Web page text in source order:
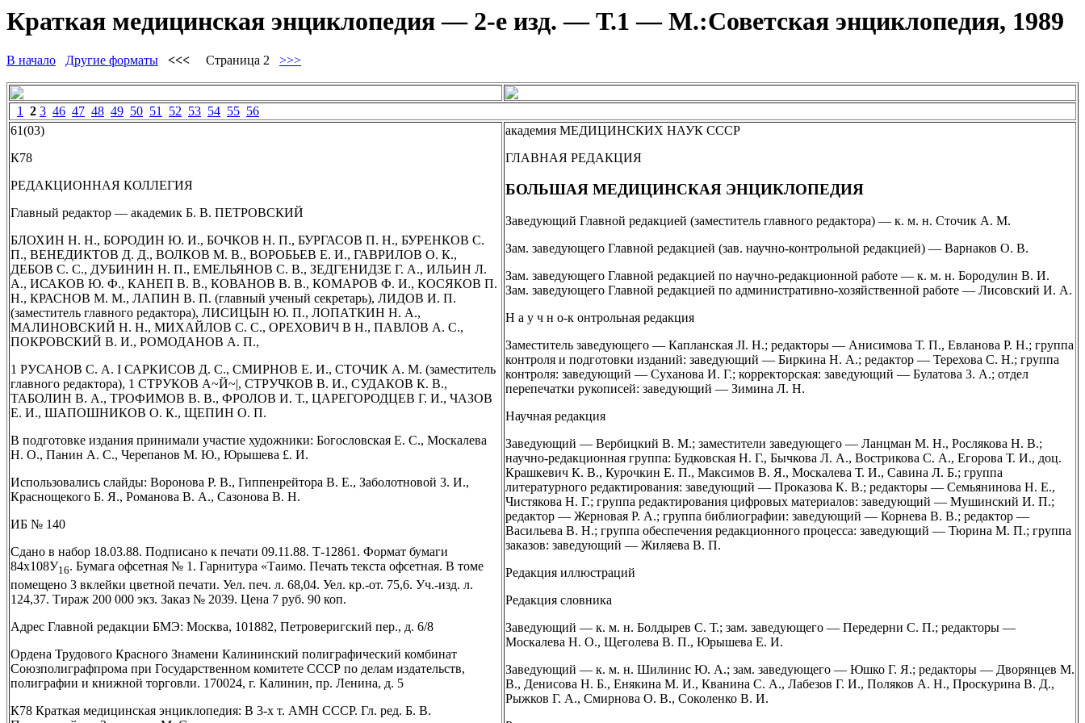
Краткая медицинская энциклопедия — 2-е изд. — Т.1 — М.:Советская энциклопедия, 1989
В начало Другие форматы <<< Страница 2 >>>
1 2 3 46 47 48 49 50 51 52 53 54 55 56
61(03)
К78
РЕДАКЦИОННАЯ КОЛЛЕГИЯ
Главный редактор — академик Б. В. ПЕТРОВСКИЙ
БЛОХИН Н. Н., БОРОДИН Ю. И., БОЧКОВ Н. П., БУРГАСОВ П. Н., БУРЕНКОВ С.
П., ВЕНЕДИКТОВ Д. Д., ВОЛКОВ М. В., ВОРОБЬЕВ Е. И., ГАВРИЛОВ О. К.,
ДЕБОВ С. С., ДУБИНИН Н. П., ЕМЕЛЬЯНОВ С. В., ЗЕДГЕНИДЗЕ Г. А., ИЛЬИН Л.
А., ИСАКОВ Ю. Ф., КАНЕП В. В., КОВАНОВ В. В., КОМАРОВ Ф. И., КОСЯКОВ П.
Н., КРАСНОВ М. М., ЛАПИН В. П. (главный ученый секретарь), ЛИДОВ И. П.
(заместитель главного редактора), ЛИСИЦЫН Ю. П., ЛОПАТКИН Н. А.,
МАЛИНОВСКИЙ Н. Н., МИХАЙЛОВ С. С., ОРЕХОВИЧ В Н., ПАВЛОВ А. С.,
ПОКРОВСКИЙ В. И., РОМОДАНОВ А. П.,
1 РУСАНОВ С. А. I САРКИСОВ Д. С., СМИРНОВ Е. И., СТОЧИК А. М. (заместитель
главного редактора), 1 СТРУКОВ А~Й~|, СТРУЧКОВ В. И., СУДАКОВ К. В.,
ТАБОЛИН В. А., ТРОФИМОВ В. В., ФРОЛОВ И. Т., ЦАРЕГОРОДЦЕВ Г. И., ЧАЗОВ
Е. И., ШАПОШНИКОВ О. К., ЩЕПИН О. П.
В подготовке издания принимали участие художники: Богословская Е. С., Москалева
Н. О., Панин А. С., Черепанов М. Ю., Юрышева £. И.
Использовались слайды: Воронова Р. В., Гиппенрейтора В. Е., Заболотновой 3. И.,
Краснощекого Б. Я., Романова В. А., Сазонова В. Н.
ИБ № 140
Сдано в набор 18.03.88. Подписано к печати 09.11.88. Т-12861. Формат бумаги
84х108У16. Бумага офсетная № 1. Гарнитура «Таимо. Печать текста офсетная. В томе
помещено 3 вклейки цветной печати. Уел. печ. л. 68,04. Уел. кр.-от. 75,6. Уч.-изд. л.
124,37. Тираж 200 000 экз. Заказ № 2039. Цена 7 руб. 90 коп.
Адрес Главной редакции БМЭ: Москва, 101882, Петроверигский пер., д. 6/8
Ордена Трудового Красного Знамени Калининский полиграфический комбинат
Союзполиграфпрома при Государственном комитете СССР по делам издательств,
полиграфии и книжной торговли. 170024, г. Калинин, пр. Ленина, д. 5
К78 Краткая медицинская энциклопедия: В 3-х т. АМН СССР. Гл. ред. Б. В.
академия МЕДИЦИНСКИХ НАУК СССР
ГЛАВНАЯ РЕДАКЦИЯ
БОЛЬШАЯ МЕДИЦИНСКАЯ ЭНЦИКЛОПЕДИЯ
Заведующий Главной редакцией (заместитель главного редактора) — к. м. н. Сточик А. М.
Зам. заведующего Главной редакцией (зав. научно-контрольной редакцией) — Варнаков О. В.
Зам. заведующего Главной редакцией по научно-редакционной работе — к. м. н. Бородулин В. И.
Зам. заведующего Главной редакцией по административно-хозяйственной работе — Лисовский И. А.
Н а у ч н о-к онтрольная редакция
Заместитель заведующего — Капланская JI. Н.; редакторы — Анисимова Т. П., Евланова Р. Н.; группа
контроля и подготовки изданий: заведующий — Биркина Н. А.; редактор — Терехова С. Н.; группа
контроля: заведующий — Суханова И. Г.; корректорская: заведующий — Булатова 3. А.; отдел
перепечатки рукописей: заведующий — Зимина Л. Н.
Научная редакция
Заведующий — Вербицкий В. М.; заместители заведующего — Ланцман М. Н., Рослякова Н. В.;
научно-редакционная группа: Будковская Н. Г., Бычкова Л. А., Вострикова С. А., Егорова Т. И., доц.
Крашкевич К. В., Курочкин Е. П., Максимов В. Я., Москалева Т. И., Савина Л. Б.; группа
литературного редактирования: заведующий — Проказова К. В.; редакторы — Семьянинова Н. Е.,
Чистякова Н. Г.; группа редактирования цифровых материалов: заведующий — Мушинский И. П.;
редактор — Жерновая Р. А.; группа библиографии: заведующий — Корнева В. В.; редактор —
Васильева В. Н.; группа обеспечения редакционного процесса: заведующий — Тюрина М. П.; группа
заказов: заведующий — Жиляева В. П.
Редакция иллюстраций
Редакция словника
Заведующий — к. м. н. Болдырев С. Т.; зам. заведующего — Передерни С. П.; редакторы —
Москалева Н. О., Щеголева В. П., Юрышева Е. И.
Заведующий — к. м. н. Шилинис Ю. А.; зам. заведующего — Юшко Г. Я.; редакторы — Дворянцев М.
В., Денисова Н. Б., Енякина М. И., Кванина С. А., Лабезов Г. И., Поляков А. Н., Проскурина В. Д.,
Рыжков Г. А., Смирнова О. В., Соколенко В. И.